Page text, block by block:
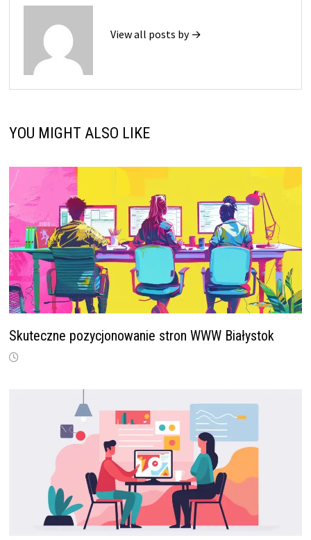
View all posts by →
YOU MIGHT ALSO LIKE
Skuteczne pozycjonowanie stron WWW Białystok